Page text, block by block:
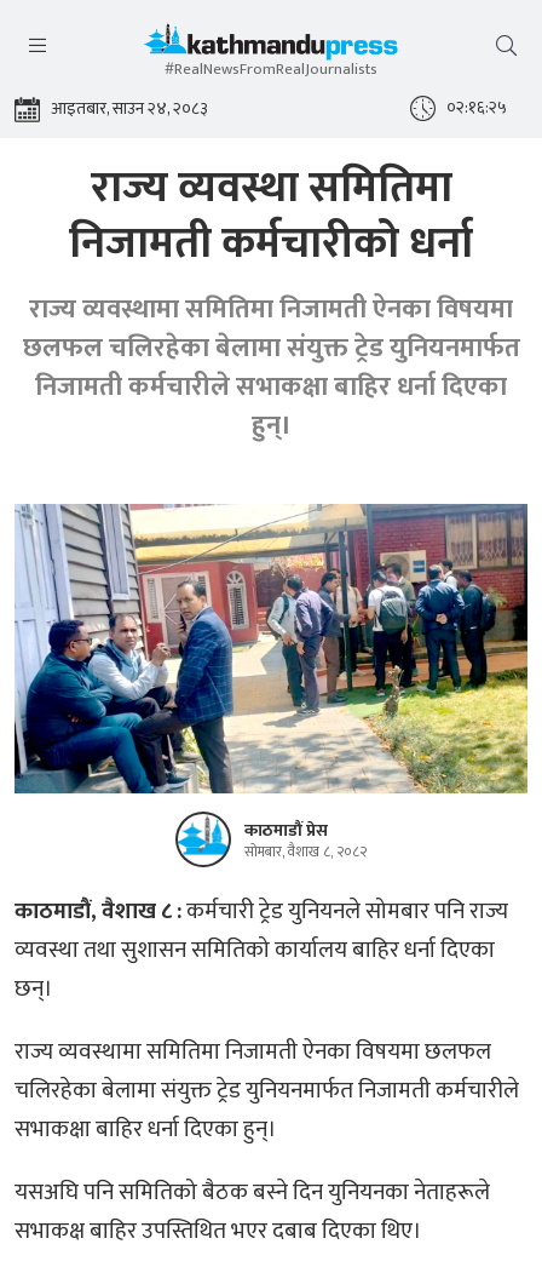
#RealNewsFromRealJournalists
आइतबार, साउन २४, २०८३ ०२:१६:२५
राज्य व्यवस्था समितिमा
निजामती कर्मचारीको धर्ना
राज्य व्यवस्थामा समितिमा निजामती ऐनका विषयमा
छलफल चलिरहेका बेलामा संयुक्त ट्रेड युनियनमार्फत
निजामती कर्मचारीले सभाकक्षा बाहिर धर्ना दिएका
हुन्।
काठमाडौं प्रेस
सोमबार, वैशाख ८, २०८२
काठमाडौं, वैशाख ८ :कर्मचारी ट्रेड युनियनले सोमबार पनि राज्य
व्यवस्था तथा सुशासन समितिको कार्यालय बाहिर धर्ना दिएका
छन्।
राज्य व्यवस्थामा समितिमा निजामती ऐनका विषयमा छलफल
चलिरहेका बेलामा संयुक्त ट्रेड युनियनमार्फत निजामती कर्मचारीले
सभाकक्षा बाहिर धर्ना दिएका हुन्।
यसअघि पनि समितिको बैठक बस्ने दिन युनियनका नेताहरूले
सभाकक्ष बाहिर उपस्तिथित भएर दबाब दिएका थिए।